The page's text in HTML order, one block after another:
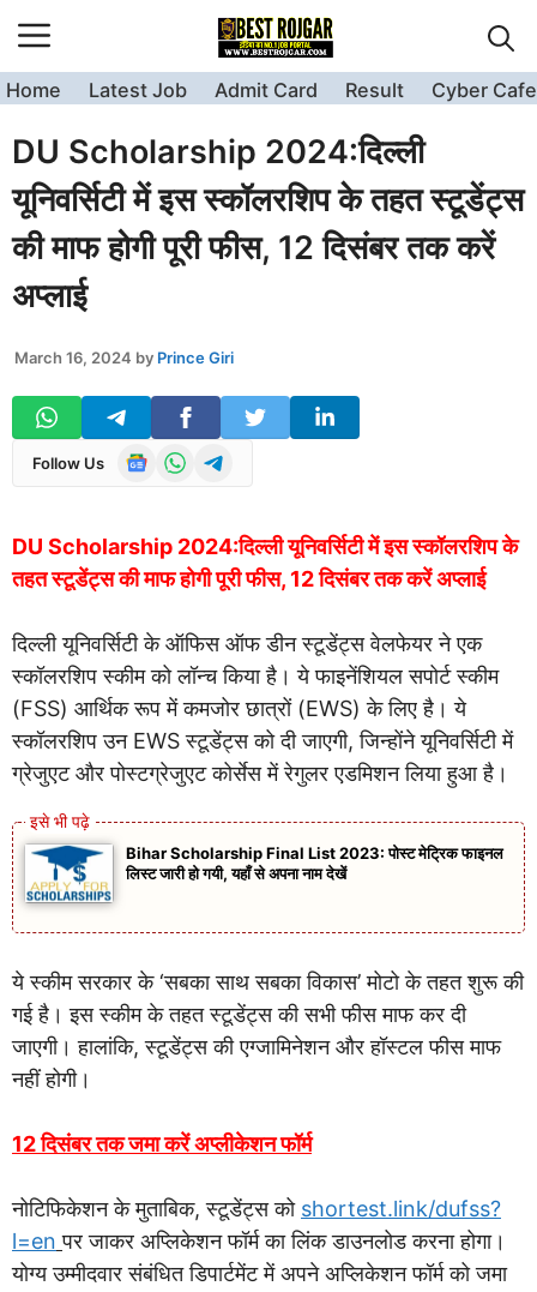
to
content
Home Latest Job Admit Card Result Cyber Cafe
DU Scholarship 2024:दिल्ली
यूनिवर्सिटी में इस स्कॉलरशिप के तहत स्टूडेंट्स
की माफ होगी पूरी फीस, 12 दिसंबर तक करें
अप्लाई
March 16, 2024 by Prince Giri
Follow Us
DU Scholarship 2024:दिल्ली यूनिवर्सिटी में इस स्कॉलरशिप के
तहत स्टूडेंट्स की माफ होगी पूरी फीस, 12 दिसंबर तक करें अप्लाई
दिल्ली यूनिवर्सिटी के ऑफिस ऑफ डीन स्टूडेंट्स वेलफेयर ने एक
स्कॉलरशिप स्कीम को लॉन्च किया है। ये फाइनेंशियल सपोर्ट स्कीम
(FSS) आर्थिक रूप में कमजोर छात्रों (EWS) के लिए है। ये
स्कॉलरशिप उन EWS स्टूडेंट्स को दी जाएगी, जिन्होंने यूनिवर्सिटी में
ग्रेजुएट और पोस्टग्रेजुएट कोर्सेस में रेगुलर एडमिशन लिया हुआ है।
Bihar Scholarship Final List 2023: पोस्ट मेट्रिक फाइनल
लिस्ट जारी हो गयी, यहाँ से अपना नाम देखें
ये स्कीम सरकार के ‘सबका साथ सबका विकास’ मोटो के तहत शुरू की
गई है। इस स्कीम के तहत स्टूडेंट्स की सभी फीस माफ कर दी
जाएगी। हालांकि, स्टूडेंट्स की एग्जामिनेशन और हॉस्टल फीस माफ
नहीं होगी।
12 दिसंबर तक जमा करें अप्लीकेशन फॉर्म
नोटिफिकेशन के मुताबिक, स्टूडेंट्स को shortest.link/dufss?
l=en पर जाकर अप्लिकेशन फॉर्म का लिंक डाउनलोड करना होगा।
योग्य उम्मीदवार संबंधित डिपार्टमेंट में अपने अप्लिकेशन फॉर्म को जमा